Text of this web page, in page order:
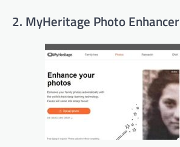
2. MyHeritage Photo Enhancer